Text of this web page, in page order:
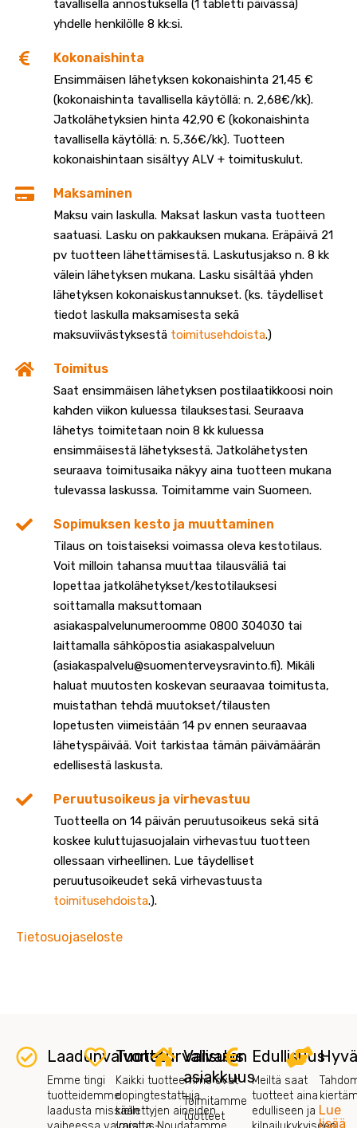
tavallisella annostuksella (1 tabletti päivässä)
yhdelle henkilölle 8 kk:si.
Kokonaishinta
Ensimmäisen lähetyksen kokonaishinta 21,45 €
(kokonaishinta tavallisella käytöllä: n. 2,68€/kk).
Jatkolähetyksien hinta 42,90 € (kokonaishinta
tavallisella käytöllä: n. 5,36€/kk). Tuotteen
kokonaishintaan sisältyy ALV + toimituskulut.
Maksaminen
Maksu vain laskulla. Maksat laskun vasta tuotteen
saatuasi. Lasku on pakkauksen mukana. Eräpäivä 21
pv tuotteen lähettämisestä. Laskutusjakso n. 8 kk
välein lähetyksen mukana. Lasku sisältää yhden
lähetyksen kokonaiskustannukset. (ks. täydelliset
tiedot laskulla maksamisesta sekä
maksuviivästyksestä toimitusehdoista.)
Toimitus
Saat ensimmäisen lähetyksen postilaatikkoosi noin
kahden viikon kuluessa tilauksestasi. Seuraava
lähetys toimitetaan noin 8 kk kuluessa
ensimmäisestä lähetyksestä. Jatkolähetysten
seuraava toimitusaika näkyy aina tuotteen mukana
tulevassa laskussa. Toimitamme vain Suomeen.
Sopimuksen kesto ja muuttaminen
Tilaus on toistaiseksi voimassa oleva kestotilaus.
Voit milloin tahansa muuttaa tilausväliä tai
lopettaa jatkolähetykset/kestotilauksesi
soittamalla maksuttomaan
asiakaspalvelunumeroomme 0800 304030 tai
laittamalla sähköpostia asiakaspalveluun
(asiakaspalvelu@suomenterveysravinto.fi). Mikäli
haluat muutosten koskevan seuraavaa toimitusta,
muistathan tehdä muutokset/tilausten
lopetusten viimeistään 14 pv ennen seuraavaa
lähetyspäivää. Voit tarkistaa tämän päivämäärän
edellisestä laskusta.
Peruutusoikeus ja virhevastuu
Tuotteella on 14 päivän peruutusoikeus sekä sitä
koskee kuluttujasuojalain virhevastuu tuotteen
ollessaan virheellinen. Lue täydelliset
peruutusoikeudet sekä virhevastuusta
toimitusehdoista.).
Tietosuojaseloste
Laadunvalvonta
Emme tingi
tuotteidemme
laadusta missään
Tuoteturvallisuus
Kaikki tuotteemme ovat
dopingtestattuja
kiellettyjen aineiden
Vaivaton
asiakkuus
Toimitamme
tuotteet
Edullisuus
Meiltä saat
tuotteet aina
edulliseen ja Lue
lisää